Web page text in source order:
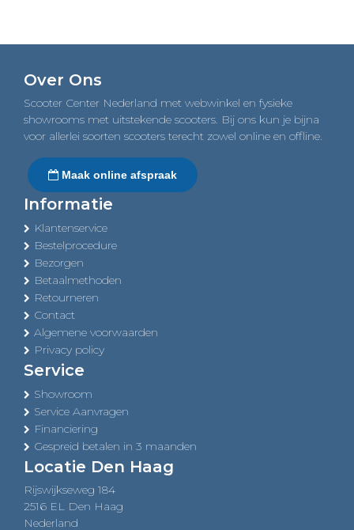
Over Ons
Scooter Center Nederland met webwinkel en fysieke
showrooms met uitstekende scooters. Bij ons kun je bijna
voor allerlei soorten scooters terecht zowel online en offline.
Maak online afspraak
Informatie
Klantenservice
Bestelprocedure
Bezorgen
Betaalmethoden
Retourneren
Contact
Algemene voorwaarden
Privacy policy
Service
Showroom
Service Aanvragen
Financiering
Gespreid betalen in 3 maanden
Locatie Den Haag
Rijswijkseweg 184
2516 EL Den Haag
Nederland